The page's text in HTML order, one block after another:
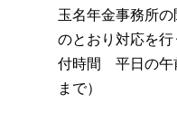
玉名年金事務所
のとおり対応を
付時間 平日の午
まで）